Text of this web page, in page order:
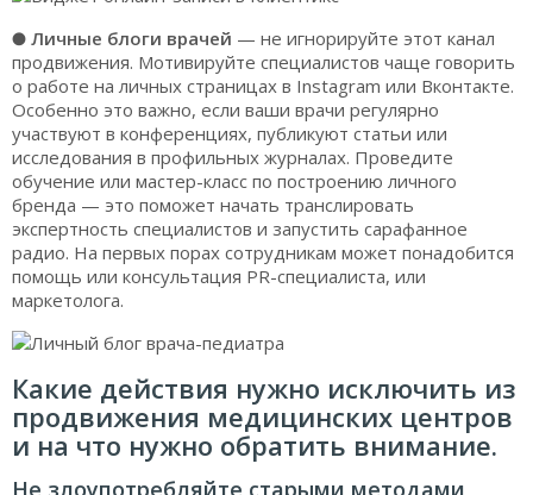
● Личные блоги врачей — не игнорируйте этот канал
продвижения. Мотивируйте специалистов чаще говорить
о работе на личных страницах в Instagram или Вконтакте.
Особенно это важно, если ваши врачи регулярно
участвуют в конференциях, публикуют статьи или
исследования в профильных журналах. Проведите
обучение или мастер-класс по построению личного
бренда — это поможет начать транслировать
экспертность специалистов и запустить сарафанное
радио. На первых порах сотрудникам может понадобится
помощь или консультация PR-специалиста, или
маркетолога.
Какие действия нужно исключить из
продвижения медицинских центров
и на что нужно обратить внимание.
Не злоупотребляйте старыми методами,